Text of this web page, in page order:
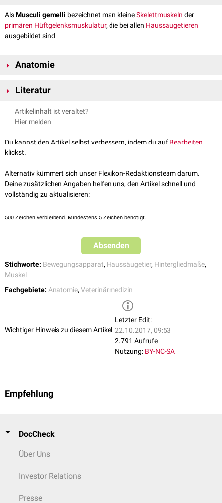
AlsMusculi gemelli bezeichnet man kleineSkelettmuskeln der
primären Hüftgelenksmuskulatur, die bei allen Haussäugetieren
ausgebildet sind.
Anatomie
Muskelnin der Tiefe des
Verlauf
ischiadica minor und ziehen gemeinsam zumproximalen
Oberschenkelbein
Funktion
Die Musculi gemelli wirken als schwacher SupinatorundStrecker
HintergliedmaßeimHüftgelenk
Innervation
Literatur
Messner, Patrick, Renkin, Maria. Anatomie des aktiven & passiven
Bewegungsapparates der Haussäugetiere. Band III (Myologie).
Artikelinhalt ist veraltet?
Hier melden
Du kannst den Artikel selbst verbessern, indem du auf Bearbeiten
klickst.
Alternativ kümmert sich unser Flexikon-Redaktionsteam darum.
Deine zusätzlichen Angaben helfen uns, den Artikel schnell und
vollständig zu aktualisieren:
500 Zeichen verbleibend. Mindestens 5 Zeichen benötigt.
Absenden
Stichworte: Bewegungsapparat, Haussäugetier, Hintergliedmaße,
Muskel
Fachgebiete: Anatomie, Veterinärmedizin
Wichtiger Hinweis zu diesem Artikel
Letzter Edit:
22.10.2017, 09:53
2.791 Aufrufe
Nutzung: BY-NC-SA
Empfehlung
DocCheck
Über Uns
Investor Relations
Presse